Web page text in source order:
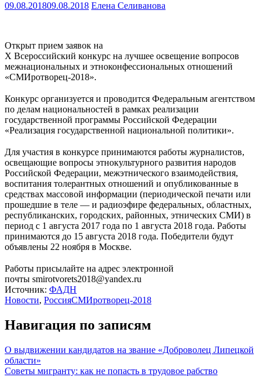
09.08.201809.08.2018 Елена Селиванова
Открыт прием заявок на
X Всероссийский конкурс на лучшее освещение вопросов
межнациональных и этноконфессиональных отношений
«СМИротворец-2018».
Конкурс организуется и проводится Федеральным агентством
по делам национальностей в рамках реализации
государственной программы Российской Федерации
«Реализация государственной национальной политики».
Для участия в конкурсе принимаются работы журналистов,
освещающие вопросы этнокультурного развития народов
Российской Федерации, межэтнического взаимодействия,
воспитания толерантных отношений и опубликованные в
средствах массовой информации (периодической печати или
прошедшие в теле — и радиоэфире федеральных, областных,
республиканских, городских, районных, этнических СМИ) в
период с 1 августа 2017 года по 1 августа 2018 года. Работы
принимаются до 15 августа 2018 года. Победители будут
объявлены 22 ноября в Москве.
Работы присылайте на адрес электронной
почты smirotvorets2018@yandex.ru
Источник: ФАДН
Новости, РоссияСМИротворец-2018
Навигация по записям
О выдвижении кандидатов на звание «Доброволец Липецкой
области»
Советы мигранту: как не попасть в трудовое рабство